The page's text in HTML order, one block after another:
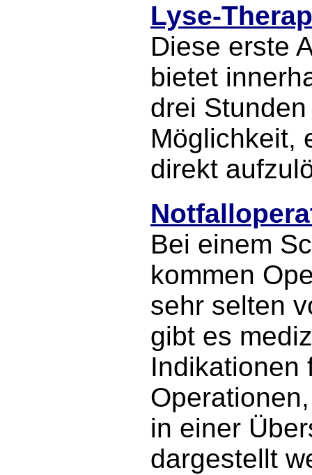
Lyse-
Diese erste
bietet
drei
Möglichkeit,
direkt
Bei einem
kommen
sehr selten
gibt es
Indikationen
in einer
dargestellt